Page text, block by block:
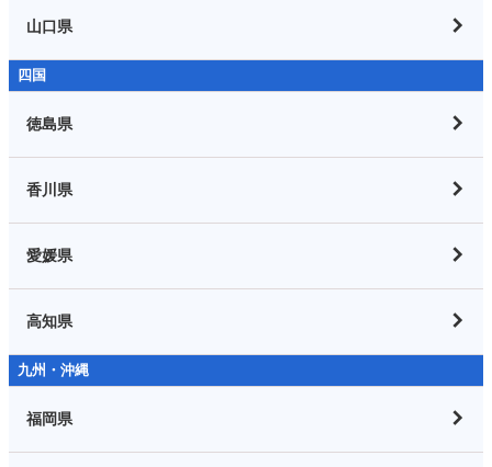
山口県
四国
徳島県
香川県
愛媛県
高知県
九州・沖縄
福岡県